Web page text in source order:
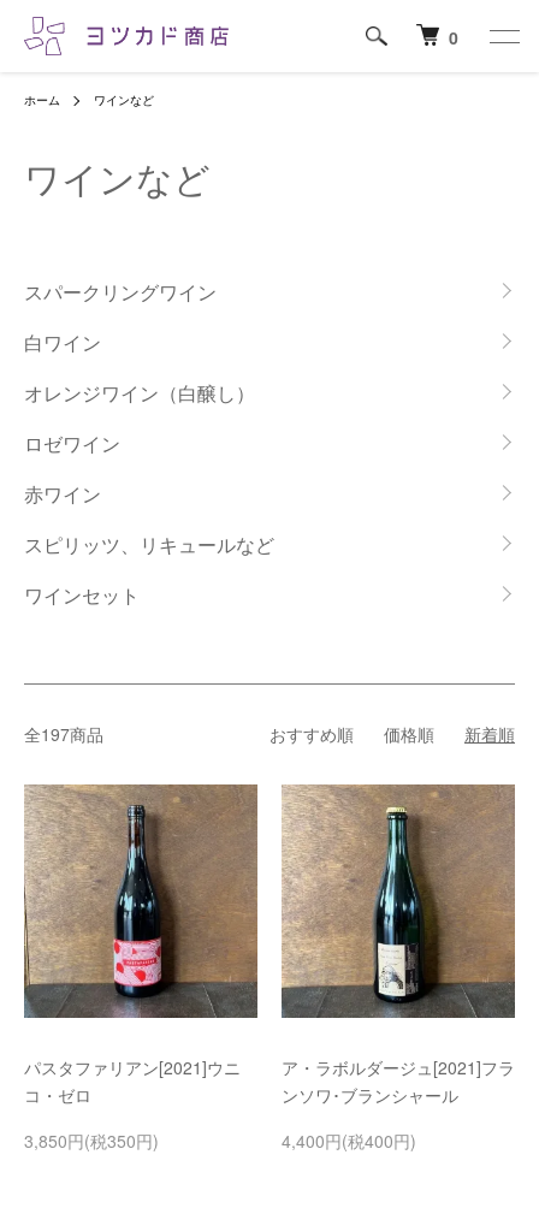
0
ホーム ワインなど
ワインなど
スパークリングワイン
白ワイン
オレンジワイン（白醸し）
ロゼワイン
赤ワイン
スピリッツ、リキュールなど
ワインセット
全197商品 おすすめ順 価格順 新着順
パスタファリアン[2021]ウニ
コ・ゼロ
3,850円(税350円)
ア・ラボルダージュ[2021]フラ
ンソワ･ブランシャール
4,400円(税400円)